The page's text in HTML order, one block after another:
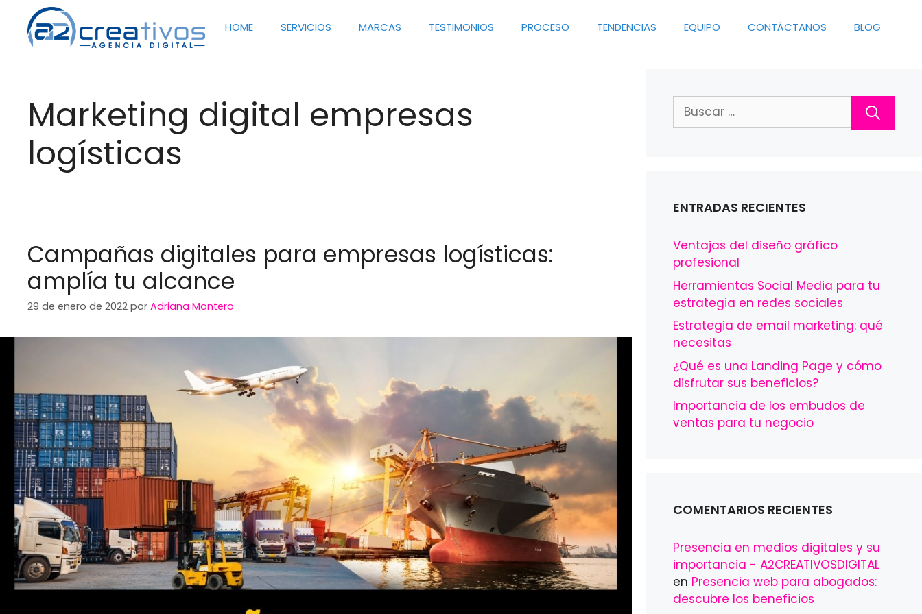
contenido
HOME SERVICIOS MARCAS TESTIMONIOS PROCESO TENDENCIAS EQUIPO CONTÁCTANOS BLOG
Marketing digital empresas
logísticas
Campañas digitales para empresas logísticas:
amplía tu alcance
29 de enero de 2022 por Adriana Montero
Buscar:
ENTRADAS RECIENTES
Ventajas del diseño gráfico
profesional
Herramientas Social Media para tu
estrategia en redes sociales
Estrategia de email marketing: qué
necesitas
¿Qué es una Landing Page y cómo
disfrutar sus beneficios?
Importancia de los embudos de
ventas para tu negocio
COMENTARIOS RECIENTES
Presencia en medios digitales y su
importancia - A2CREATIVOSDIGITAL
en Presencia web para abogados:
descubre los beneficios